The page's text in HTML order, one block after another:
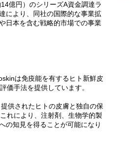
億円）のシリーズA資金調達ラ
により、同社の国際的な事業拡
日本を含む戦略的市場での事業
は免疫能を有するヒト新鮮皮
価手法を提供しています。
供されたヒトの皮膚と独自の保
れにより、注射剤、生物学的製
の知見を得ることが可能になり